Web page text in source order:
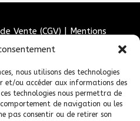
nous utilisons des technologies
et/ou accéder aux informations des
technologies nous permettra de
de navigation ou les
pas consentir ou de retirer son
Vente (CGV)
Mentions